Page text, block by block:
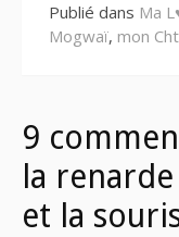
Publié dans Ma
Mogwaï, mon
9
la
et la